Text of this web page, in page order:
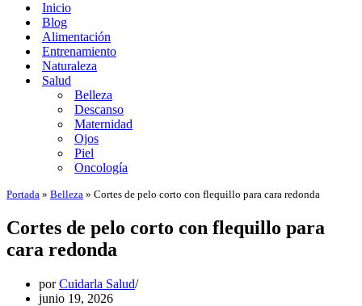
Inicio
Blog
Alimentación
Entrenamiento
Naturaleza
Salud
Belleza
Descanso
Maternidad
Ojos
Piel
Oncología
Portada » Belleza » Cortes de pelo corto con flequillo para cara redonda
Cortes de pelo corto con flequillo para
cara redonda
porCuidarla Salud
junio 19, 2026